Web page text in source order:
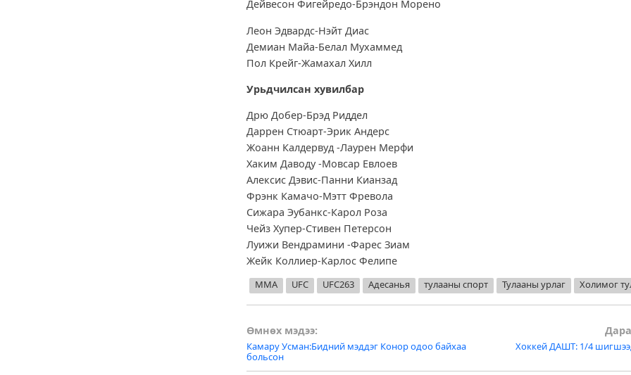
Дейвесон Фигейредо-Брэндон Морено
Леон Эдвардс-Нэйт Диас
Демиан Майа-Белал Мухаммед
Пол Крейг-Жамахал Хилл
Урьдчилсан хувилбар
Дрю Добер-Брэд Риддел
Даррен Стюарт-Эрик Андерс
Жоанн Калдервуд -Лаурен Мерфи
Хаким Даводу -Мовсар Евлоев
Алексис Дэвис-Панни Кианзад
Фрэнк Камачо-Мэтт Фревола
Сижара Эубанкс-Карол Роза
Чейз Хупер-Стивен Петерсон
Луижи Вендрамини -Фарес Зиам
Жейк Коллиер-Карлос Фелипе
MMA UFC UFC263 Адесанья тулааны спорт Тулааны урлаг Холимог
Post
navigation
Өмнөх мэдээ:
Камару Усман:Бидний мэддэг Конор одоо байхаа
больсон
Хоккей ДАШТ: 1/4